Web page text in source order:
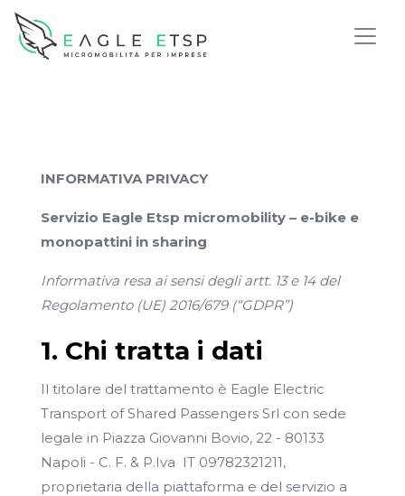
INFORMATIVA PRIVACY
Servizio Eagle Etsp micromobility – e-bike e
monopattini in sharing
Informativa resa ai sensi degli artt. 13 e 14 del
Regolamento (UE) 2016/679 (“GDPR”)
1. Chi tratta i dati
Il titolare del trattamento è Eagle Electric
Transport of Shared Passengers Srl con sede
legale in Piazza Giovanni Bovio, 22 - 80133
Napoli - C. F. & P.Iva IT 09782321211,
proprietaria della piattaforma e del servizio a